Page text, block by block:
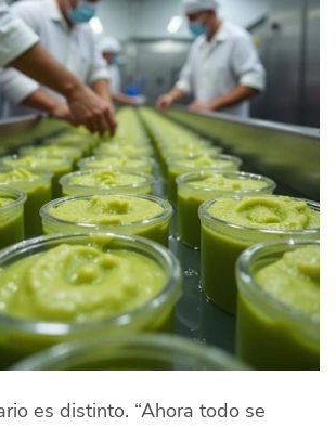
es distinto. “Ahora todo se